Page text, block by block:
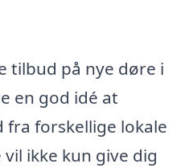
tilbud på nye døre i
en god idé at
forskellige lokale
ikke kun give dig